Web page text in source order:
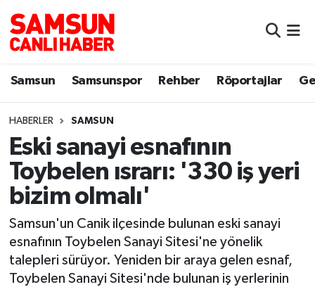
Samsun Samsunspor Rehber Röportajlar
HABERLER SAMSUN
Eski sanayi esnafının
Toybelen ısrarı: '330 iş yeri
bizim olmalı'
Samsun'un Canik ilçesinde bulunan eski sanayi
esnafının Toybelen Sanayi Sitesi'ne yönelik
talepleri sürüyor. Yeniden bir araya gelen esnaf,
Toybelen Sanayi Sitesi'nde bulunan iş yerlerinin
Samsun
Sokak Röportajları
Genel
Dünya
Sağlık
Samsun Nöbetçi Eczaneler
Samsun Hava Durumu
Samsun Namaz Vakitleri
Samsun Trafik Yoğunluk Haritası
Süper Lig Puan Durumu ve Fikstür
Tüm Manşetler
Son Dakika Haberleri